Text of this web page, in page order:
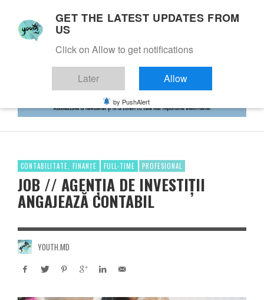
CONTABILITATE, FINANȚE FULL-TIME PROFESIONAL
JOB // AGENȚIA DE INVESTIȚII
ANGAJEAZĂ CONTABIL
YOUTH.MD
GET THE LATEST UPDATES FROM
US
Click on Allow to get notifications
Later Allow
by PushAlert